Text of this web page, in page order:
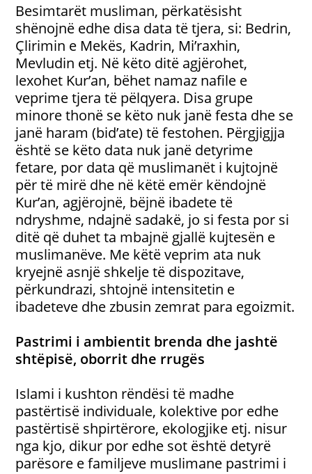
Besimtarët musliman, përkatësisht
shënojnë edhe disa data të tjera, si: Bedrin,
Çlirimin e Mekës, Kadrin, Mi’raxhin,
Mevludin etj. Në këto ditë agjërohet,
lexohet Kur’an, bëhet namaz nafile e
veprime tjera të pëlqyera. Disa grupe
minore thonë se këto nuk janë festa dhe se
janë haram (bid’ate) të festohen. Përgjigjja
është se këto data nuk janë detyrime
fetare, por data që muslimanët i kujtojnë
për të mirë dhe në këtë emër këndojnë
Kur’an, agjërojnë, bëjnë ibadete të
ndryshme, ndajnë sadakë, jo si festa por si
ditë që duhet ta mbajnë gjallë kujtesën e
muslimanëve. Me këtë veprim ata nuk
kryejnë asnjë shkelje të dispozitave,
përkundrazi, shtojnë intensitetin e
ibadeteve dhe zbusin zemrat para egoizmit.
Pastrimi i ambientit brenda dhe jashtë
shtëpisë, oborrit dhe rrugës
Islami i kushton rëndësi të madhe
pastërtisë individuale, kolektive por edhe
pastërtisë shpirtërore, ekologjike etj. nisur
nga kjo, dikur por edhe sot është detyrë
parësore e familjeve muslimane pastrimi i